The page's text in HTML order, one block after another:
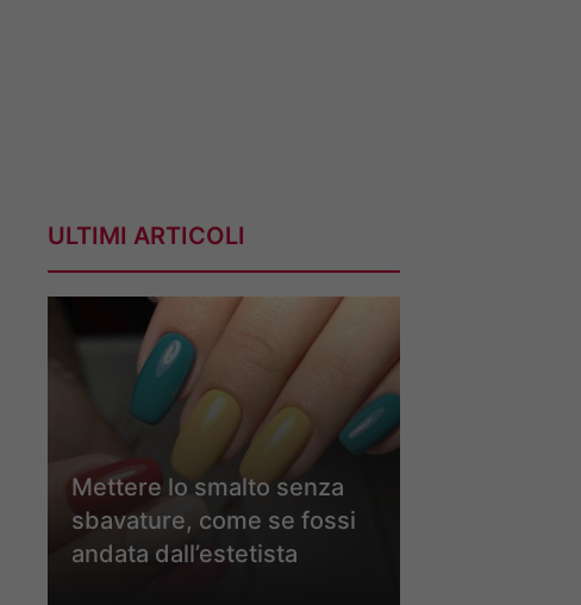
ULTIMI ARTICOLI
Mettere lo smalto senza
sbavature, come se fossi
andata dall’estetista